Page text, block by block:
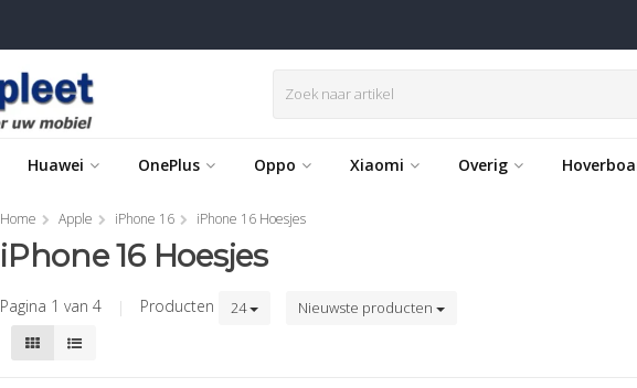
Huawei OnePlus Oppo Xiaomi Overig
Home Apple iPhone 16 iPhone 16 Hoesjes
iPhone 16 Hoesjes
Pagina 1 van 4 | Producten 24 Nieuwste producten